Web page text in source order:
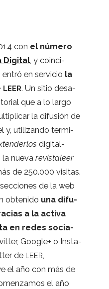
con el número
Digi­tal, y coin­ci­
en ser­vi­cio la
LEER. Un sitio desa­
que a lo largo
la difu­sión de
y, uti­li­zando ter­mi­
digi­tal­
la nueva revis​ta​leer​
de 250.000 visi­tas.
de la web
obte­nido una difu­
a la activa
en redes socia­
Goo­gle+ o Ins­ta­
de LEER,
el año con más de
el año